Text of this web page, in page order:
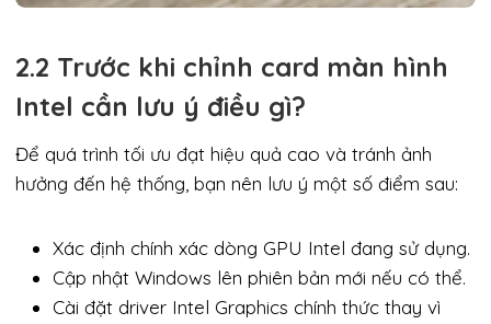
2.2 Trước khi chỉnh card màn hình
Intel cần lưu ý điều gì?
Để quá trình tối ưu đạt hiệu quả cao và tránh ảnh
hưởng đến hệ thống, bạn nên lưu ý một số điểm sau:
Xác định chính xác dòng GPU Intel đang sử dụng.
Cập nhật Windows lên phiên bản mới nếu có thể.
Cài đặt driver Intel Graphics chính thức thay vì